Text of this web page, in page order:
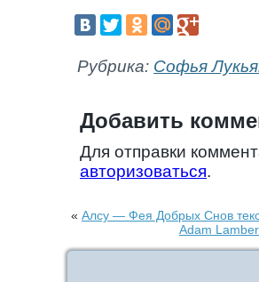
Рубрика: Софья
Добавить
Для отправки
авторизоваться.
« Алсу — Фея Добрых Снов
Adam